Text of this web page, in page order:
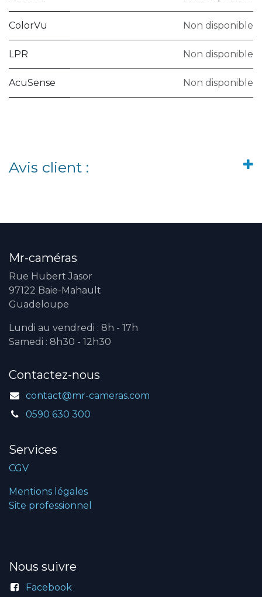
ColorVu Non disponible
LPR Non disponible
AcuSense Non disponible
Avis client :
Mr-caméras
Rue Hubert Jasor
97122 Baie-Mahault
Guadeloupe
Lundi au vendredi : 8h - 17h
Samedi : 8h30 - 12h30
Contactez-nous
contact@mr-cameras.com
0590 630 300
Services
CGV
Mentions légales
Site professionnel
Nous suivre
Facebook